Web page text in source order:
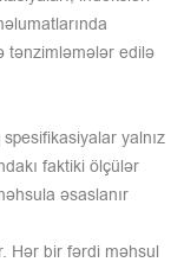
tənzimləmələr edilə
yalnız
faktiki ölçülər
əsaslanır
Hər bir fərdi məhsul